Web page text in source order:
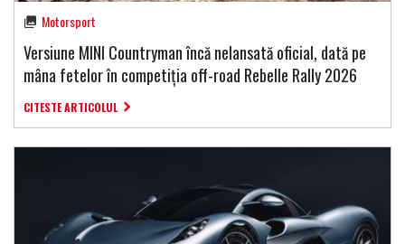
Motorsport
Versiune MINI Countryman încă nelansată oficial, dată pe
mâna fetelor în competiția off-road Rebelle Rally 2026
CITESTE ARTICOLUL